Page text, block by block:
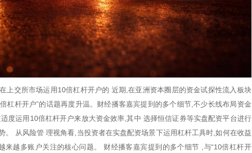
上交所市场运用10倍杠杆开户的 近期,在亚洲资本圈层的资金试探性流入板块
杠杆开户”的话题再度升温。财经播客嘉宾提到的多个细节,不少长线布局资金
度运用10倍杠杆开户来放大资金效率,其中 选择恒信证券等实盘配资平台进行
。 从风险管 理视角看,当投资者在实盘配资场景下运用杠杆工具时,如何在收益
来越多账户关注的核心问题。 财经播客嘉宾提到的多个细节 ,与“10倍杠杆开